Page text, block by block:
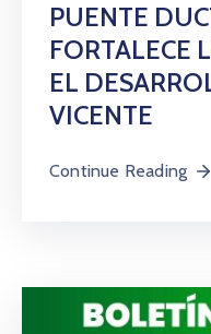
PUENTE
FORTALECE
EL
VICENTE
Continue Reading